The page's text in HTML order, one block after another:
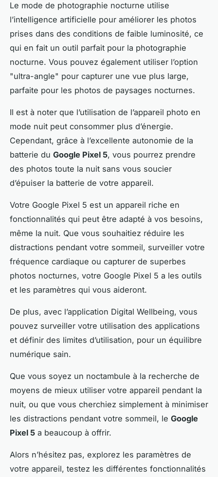
Le mode de photographie nocturne utilise
l’intelligence artificielle pour améliorer les photos
prises dans des conditions de faible luminosité, ce
qui en fait un outil parfait pour la photographie
nocturne. Vous pouvez également utiliser l’option
"ultra-angle" pour capturer une vue plus large,
parfaite pour les photos de paysages nocturnes.
Il est à noter que l’utilisation de l’appareil photo en
mode nuit peut consommer plus d’énergie.
Cependant, grâce à l’excellente autonomie de la
batterie du Google Pixel 5, vous pourrez prendre
des photos toute la nuit sans vous soucier
d’épuiser la batterie de votre appareil.
Votre Google Pixel 5 est un appareil riche en
fonctionnalités qui peut être adapté à vos besoins,
même la nuit. Que vous souhaitiez réduire les
distractions pendant votre sommeil, surveiller votre
fréquence cardiaque ou capturer de superbes
photos nocturnes, votre Google Pixel 5 a les outils
et les paramètres qui vous aideront.
De plus, avec l’application Digital Wellbeing, vous
pouvez surveiller votre utilisation des applications
et définir des limites d’utilisation, pour un équilibre
numérique sain.
Que vous soyez un noctambule à la recherche de
moyens de mieux utiliser votre appareil pendant la
nuit, ou que vous cherchiez simplement à minimiser
les distractions pendant votre sommeil, le Google
Pixel 5 a beaucoup à offrir.
Alors n’hésitez pas, explorez les paramètres de
votre appareil, testez les différentes fonctionnalités